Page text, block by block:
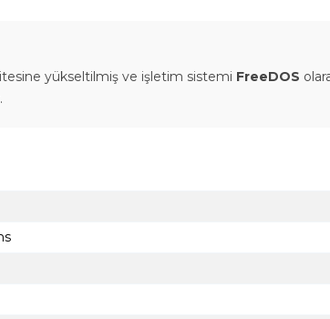
yükseltilmiş ve işletim sistemi FreeDOS